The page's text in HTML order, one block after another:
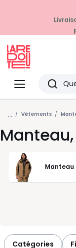
Menu
Redoute
vus
... Vêtements
Manteau
Catégories